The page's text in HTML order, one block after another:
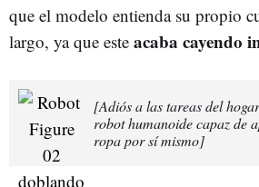
que el modelo entienda su propio
largo, ya que este acaba cayendo
[Adiós a las tareas del
robot humanoide capaz de
ropa por sí mismo]